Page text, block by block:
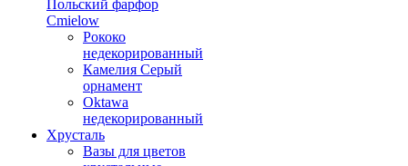
Польский фарфор
Сmielow
Рококо
недекорированный
Камелия Серый
орнамент
Oktawa
недекорированный
Хрусталь
Вазы для цветов